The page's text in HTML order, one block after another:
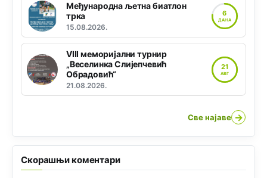
Међународна љетна биатлон
трка
15.08.2026.
6
ДАНА
VIII меморијални турнир
„Веселинка Слијепчевић
Обрадовић“
21.08.2026.
21
АВГ
Све најаве →
Скорашњи коментари